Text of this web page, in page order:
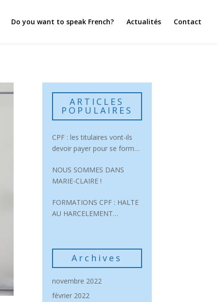
Do you want to speak French? Actualités Contact
ARTICLES
POPULAIRES
CPF : les titulaires vont-ils
devoir payer pour se former
NOUS SOMMES DANS
MARIE-CLAIRE !
FORMATIONS CPF : HALTE
AU HARCELEMENT
Archives
novembre 2022
février 2022